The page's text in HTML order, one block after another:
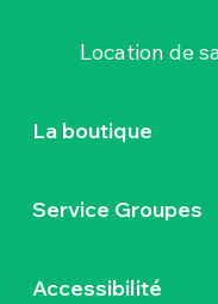
Location de
La boutique
Service Groupes
Accessibilité
Clisson
ACTUALITÉ